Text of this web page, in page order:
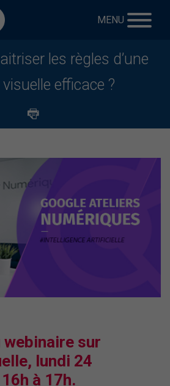
MENU
les règles d’une
efficace ?
sur
lundi 24
à 17h.